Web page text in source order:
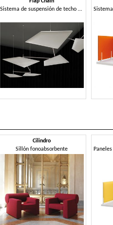
Sistema de suspensión de techo para paneles fonoabsorbentes
Cilindro
Sillón fonoabsorbente